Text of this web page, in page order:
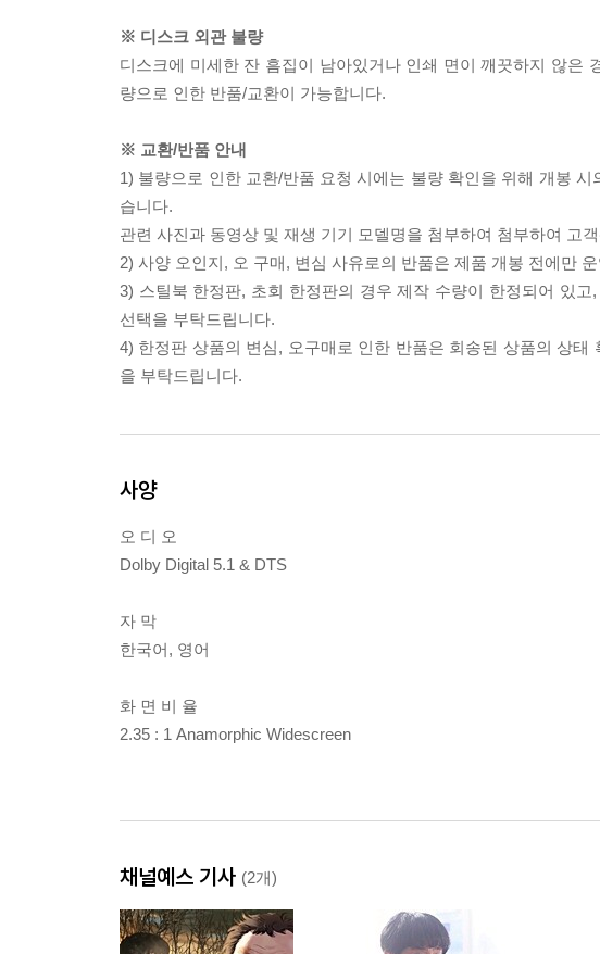
※ 디스크 외관 불량
디스크에 미세한 잔 흠집이 남아있거나 인쇄 면이 깨끗하지 않은
량으로 인한 반품/교환이 가능합니다.
※ 교환/반품 안내
1) 불량으로 인한 교환/반품 요청 시에는 불량 확인을 위해 개봉
습니다.
관련 사진과 동영상 및 재생 기기 모델명을 첨부하여 첨부하여 고
2) 사양 오인지, 오 구매, 변심 사유로의 반품은 제품 개봉 전에만
3) 스틸북 한정판, 초회 한정판의 경우 제작 수량이 한정되어 있
선택을 부탁드립니다.
4) 한정판 상품의 변심, 오구매로 인한 반품은 회송된 상품의 상
을 부탁드립니다.
사양
오 디 오
Dolby Digital 5.1 & DTS
자 막
한국어, 영어
화 면 비 율
2.35 : 1 Anamorphic Widescreen
채널예스 기사 (2개)